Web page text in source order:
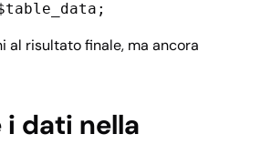
al risultato finale, ma ancora
i dati nella